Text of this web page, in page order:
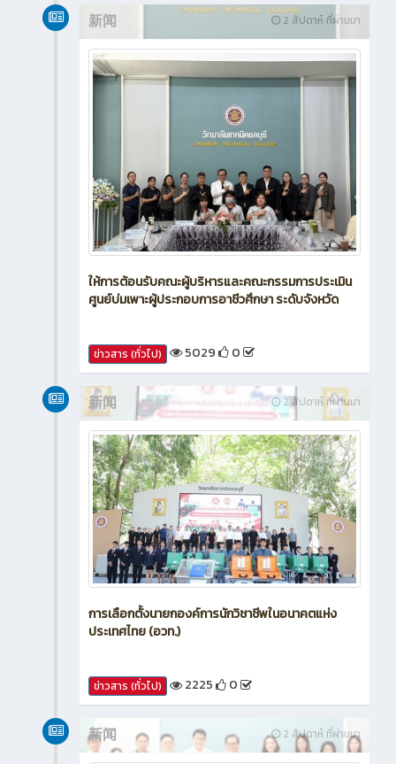
2 สัปดาห์ ที่ผ่านมา
新闻
ให้การต้อนรับคณะผู้บริหารและคณะกรรมการประเมิน
ศูนย์บ่มเพาะผู้ประกอบการอาชีวศึกษา ระดับจังหวัด
ข่าวสาร (ทั่วไป) 5029 0
2 สัปดาห์ ที่ผ่านมา
新闻
การเลือกตั้งนายกองค์การนักวิชาชีพในอนาคตแห่ง
ประเทศไทย (อวท.)
ข่าวสาร (ทั่วไป) 2225 0
2 สัปดาห์ ที่ผ่านมา
新闻